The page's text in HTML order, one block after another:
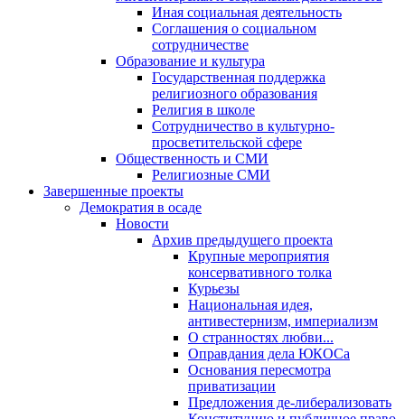
Иная социальная деятельность
Соглашения о социальном
сотрудничестве
Образование и культура
Государственная поддержка
религиозного образования
Религия в школе
Сотрудничество в культурно-
просветительской сфере
Общественность и СМИ
Религиозные СМИ
Завершенные проекты
Демократия в осаде
Новости
Архив предыдущего проекта
Крупные мероприятия
консервативного толка
Курьезы
Национальная идея,
антивестернизм, империализм
О странностях любви...
Оправдания дела ЮКОСа
Основания пересмотра
приватизации
Предложения де-либерализовать